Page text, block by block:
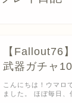
【Fallout76
武器ガチャ
こんにちは！ウマロ
ました。 ほぼ毎日